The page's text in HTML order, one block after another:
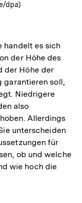
dpa)
handelt es sich
der Höhe des
der Höhe der
garantieren soll,
Niedrigere
also
Allerdings
unterscheiden
für
ob und welche
wie hoch die